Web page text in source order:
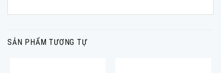
SẢN PHẨM TƯƠNG TỰ